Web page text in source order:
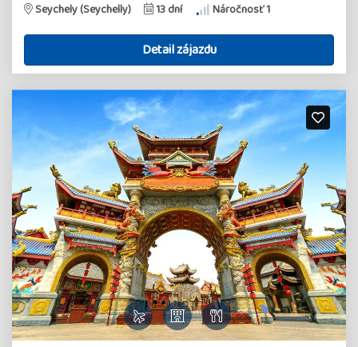
Seychely (Seychelly) 13 dní Náročnosť 1
Detail zájazdu